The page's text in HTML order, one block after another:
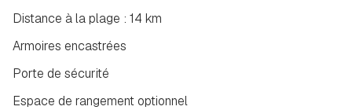
Distance à la plage : 14 km
Armoires encastrées
Porte de sécurité
Espace de rangement optionnel